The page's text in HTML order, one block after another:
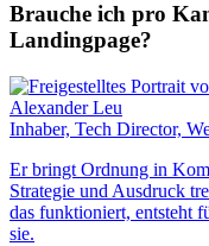
Brauche ich pro
Landingpage?
Alexander Leu
Inhaber, Tech Director,
Er bringt Ordnung in
Strategie und Ausdruck
das funktioniert, entsteht
sie.